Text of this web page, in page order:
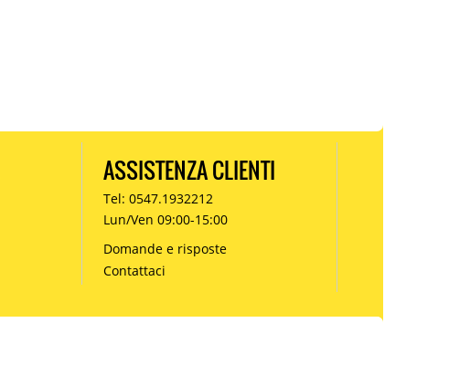
ASSISTENZA CLIENTI
Tel: 0547.1932212
Lun/Ven 09:00-15:00
Domande e risposte
Contattaci